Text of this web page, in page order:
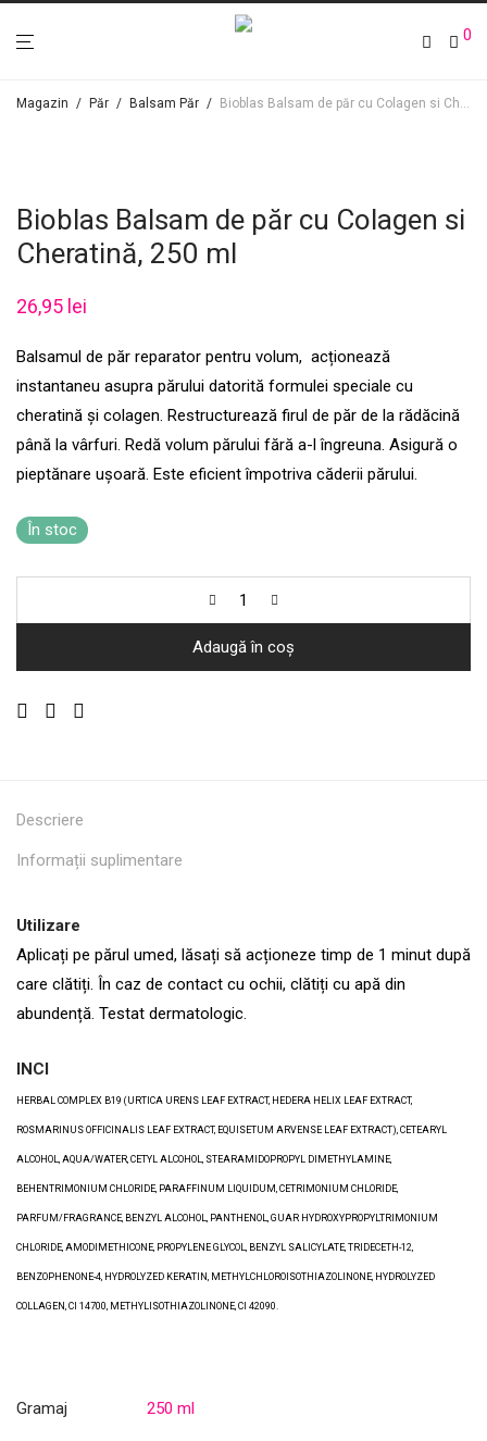
0
Magazin / Păr / Balsam Păr / Bioblas Balsam de păr cu Colagen si Cheratină, 250 ml
Bioblas Balsam de păr cu Colagen si
Cheratină, 250 ml
26,95 lei
Balsamul de păr reparator pentru volum, acționează
instantaneu asupra părului datorită formulei speciale cu
cheratină și colagen. Restructurează firul de păr de la rădăcină
până la vârfuri. Redă volum părului fără a-l îngreuna. Asigură o
pieptănare ușoară. Este eficient împotriva căderii părului.
În stoc
Adaugă în coș
Descriere
Informații suplimentare
Utilizare
Aplicați pe părul umed, lăsați să acționeze timp de 1 minut după
care clătiți. În caz de contact cu ochii, clătiți cu apă din
abundență. Testat dermatologic.
INCI
HERBAL COMPLEX B19 (URTICA URENS LEAF EXTRACT, HEDERA HELIX LEAF EXTRACT,
ROSMARINUS OFFICINALIS LEAF EXTRACT, EQUISETUM ARVENSE LEAF EXTRACT), CETEARYL
ALCOHOL, AQUA/WATER, CETYL ALCOHOL, STEARAMIDOPROPYL DIMETHYLAMINE,
BEHENTRIMONIUM CHLORIDE, PARAFFINUM LIQUIDUM, CETRIMONIUM CHLORIDE,
PARFUM/FRAGRANCE, BENZYL ALCOHOL, PANTHENOL, GUAR HYDROXYPROPYLTRIMONIUM
CHLORIDE, AMODIMETHICONE, PROPYLENE GLYCOL, BENZYL SALICYLATE, TRIDECETH-12,
BENZOPHENONE-4, HYDROLYZED KERATIN, METHYLCHLOROISOTHIAZOLINONE, HYDROLYZED
COLLAGEN, CI 14700, METHYLISOTHIAZOLINONE, CI 42090.
Gramaj 250 ml